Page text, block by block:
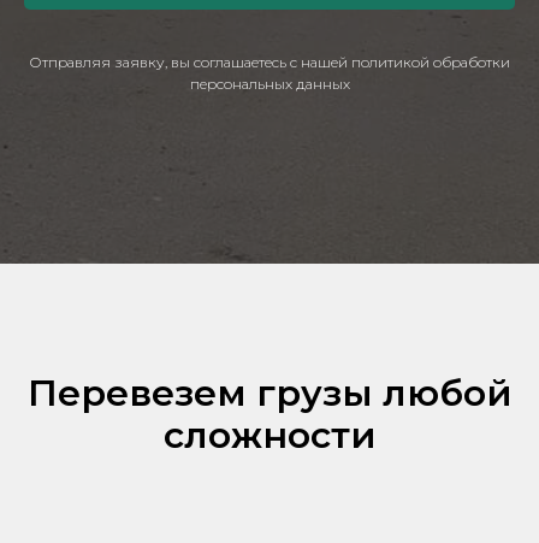
Отправляя заявку, вы соглашаетесь с нашей политикой обработки
персональных данных
Перевезем грузы любой
сложности